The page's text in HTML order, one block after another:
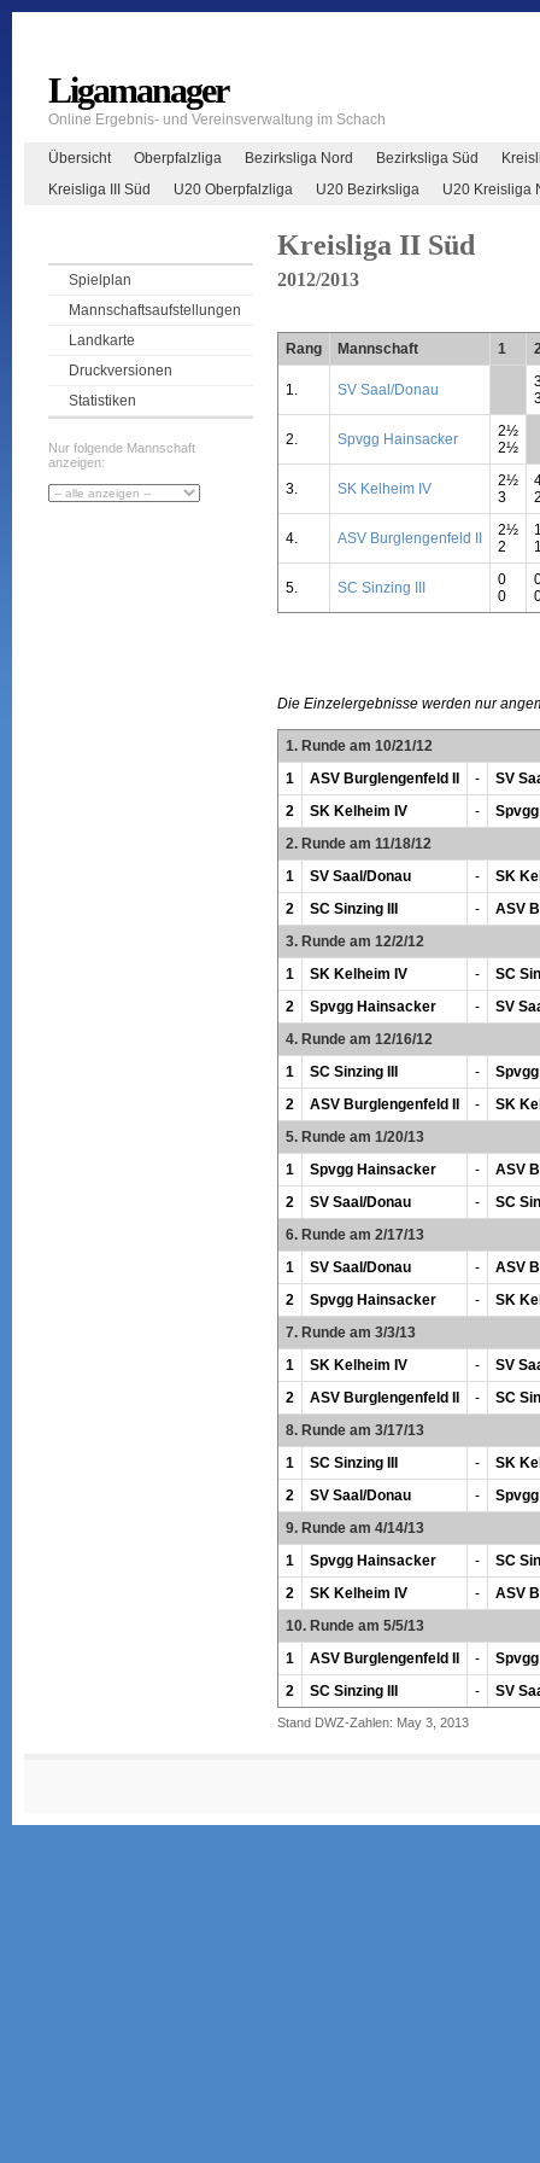
Ligamanager
Online Ergebnis- und Vereinsverwaltung im Schach
Übersicht Oberpfalzliga Bezirksliga Nord Bezirksliga Süd
Kreisliga III Süd
U20 Oberpfalzliga U20 Bezirksliga U20 Kreisliga
Spielplan
Mannschaftsaufstellungen
Landkarte
Druckversionen
Statistiken
Nur folgende Mannschaft
anzeigen:
Kreisliga II Süd
2012/2013
Rang Mannschaft 1
1. SV Saal/Donau
2. Spvgg Hainsacker
2½
2½
3. SK Kelheim IV
2½
3
4. ASV Burglengenfeld II
2½
2
5. SC Sinzing III
0
0
Die Einzelergebnisse werden nur
1. Runde am 10/21/12
1
ASV Burglengenfeld II -
SV
2
SK Kelheim IV -
2. Runde am 11/18/12
1
SV Saal/Donau -
SK
2
SC Sinzing III -
ASV
3. Runde am 12/2/12
1
SK Kelheim IV -
SC
2
Spvgg Hainsacker -
SV
4. Runde am 12/16/12
1
SC Sinzing III -
2
ASV Burglengenfeld II -
SK
5. Runde am 1/20/13
1
Spvgg Hainsacker -
ASV
2
SV Saal/Donau -
SC
6. Runde am 2/17/13
1
SV Saal/Donau -
ASV
2
Spvgg Hainsacker -
SK
7. Runde am 3/3/13
1
SK Kelheim IV -
SV
2
ASV Burglengenfeld II -
SC
8. Runde am 3/17/13
1
SC Sinzing III -
SK
2
SV Saal/Donau -
9. Runde am 4/14/13
1
Spvgg Hainsacker -
SC
2
SK Kelheim IV -
ASV
10. Runde am 5/5/13
1
ASV Burglengenfeld II -
2
SC Sinzing III - SV
Stand DWZ-Zahlen: May 3, 2013